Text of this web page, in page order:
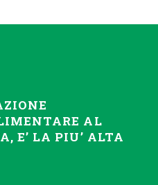
AL
E’ LA PIU’ ALTA